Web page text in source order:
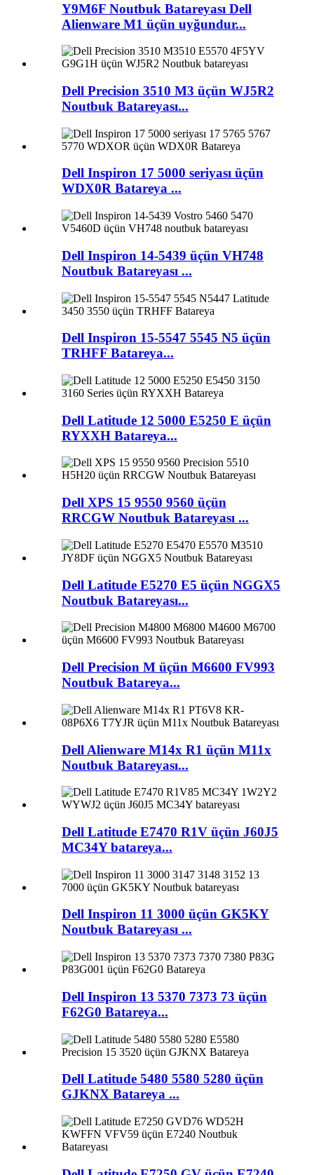
Y9M6F Noutbuk Batareyası Dell
Alienware M1 üçün uyğundur...
Dell Precision 3510 M3 üçün WJ5R2
Noutbuk Batareyası...
Dell Inspiron 17 5000 seriyası üçün
WDX0R Batareya ...
Dell Inspiron 14-5439 üçün VH748
Noutbuk Batareyası ...
Dell Inspiron 15-5547 5545 N5 üçün
TRHFF Batareya...
Dell Latitude 12 5000 E5250 E üçün
RYXXH Batareya...
Dell XPS 15 9550 9560 üçün
RRCGW Noutbuk Batareyası ...
Dell Latitude E5270 E5 üçün NGGX5
Noutbuk Batareyası...
Dell Precision M üçün M6600 FV993
Noutbuk Batareya...
Dell Alienware M14x R1 üçün M11x
Noutbuk Batareyası...
Dell Latitude E7470 R1V üçün J60J5
MC34Y batareya...
Dell Inspiron 11 3000 üçün GK5KY
Noutbuk Batareyası ...
Dell Inspiron 13 5370 7373 73 üçün
F62G0 Batareya...
Dell Latitude 5480 5580 5280 üçün
GJKNX Batareya ...